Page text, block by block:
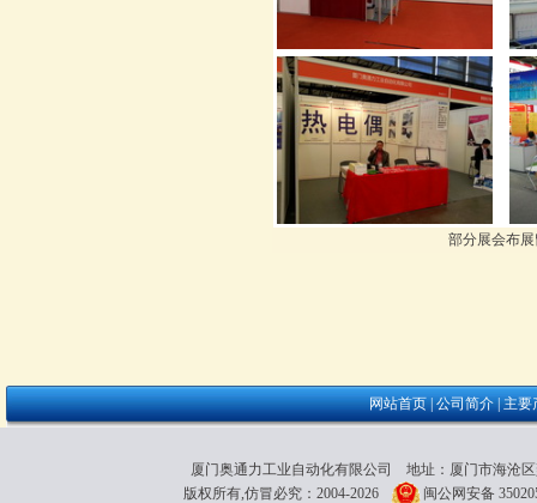
部分展会布
网站首页|公司简介|主要
厦门奥通力工业自动化有限公司 地址：厦门市海沧区
版权所有,仿冒必究：2004-2026
闽公网安备